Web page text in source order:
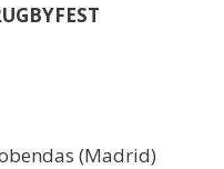
(Madrid)